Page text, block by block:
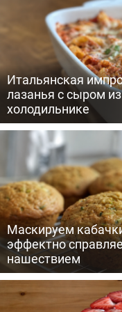
Итальянская
лазанья с сыром
холодильнике
Маскируем
эффектно
нашествием